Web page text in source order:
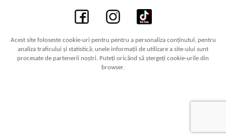
Acest site foloseste cookie-uri pentru pentru a personaliza conținutul, pentru
analiza traficului și statistică; unele informații de utilizare a site-ului sunt
procesate de partenerii noștri. Puteți oricând să ștergeți cookie-urile din
browser.